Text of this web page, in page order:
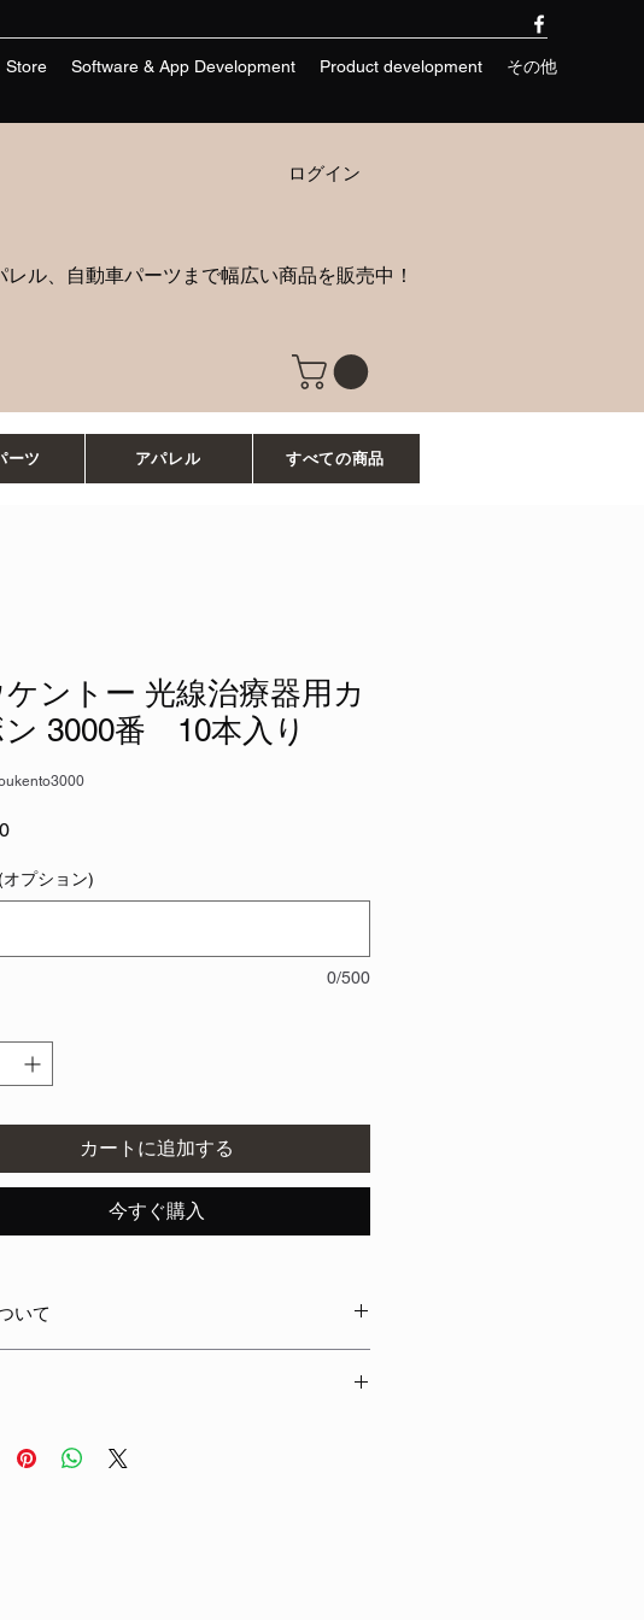
Store Software & App Development Product development その他
ログイン
ル、自動車パーツまで幅広い商品を販売中！
ーツ アパレル すべての商品
ケントー 光線治療器用カ
ン 3000番 10本入り
価
プション)
0/500
カートに追加する
今すぐ購入
いて